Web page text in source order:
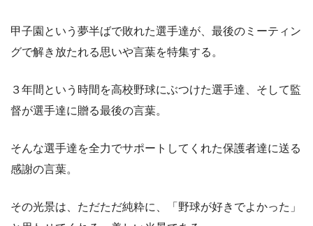
甲子園という夢半ばで敗れた選手達が、最後のミーティン
グで解き放たれる思いや言葉を特集する。
３年間という時間を高校野球にぶつけた選手達、そして監
督が選手達に贈る最後の言葉。
そんな選手達を全力でサポートしてくれた保護者達に送る
感謝の言葉。
その光景は、ただただ純粋に、「野球が好きでよかった」